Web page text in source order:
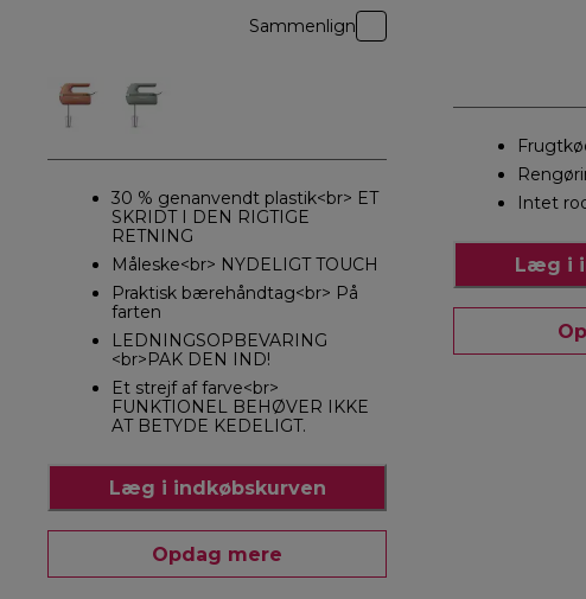
Sammenlign
30 % genanvendt plastik<br> ET
SKRIDT I DEN RIGTIGE
RETNING
Måleske<br> NYDELIGT TOUCH
Praktisk bærehåndtag<br> På
farten
LEDNINGSOPBEVARING
<br>PAK DEN IND!
Et strejf af farve<br>
FUNKTIONEL BEHØVER IKKE
AT BETYDE KEDELIGT.
Læg i indkøbskurven
Opdag mere
Intet
Læg i